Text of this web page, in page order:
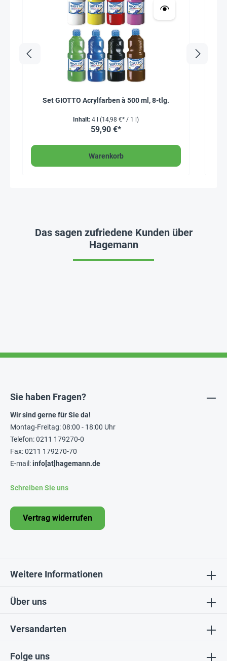
Set GIOTTO Acrylfarben à 500 ml, 8-tlg.
Inhalt: 4 l (14,98 €* / 1 l)
59,90 €*
Warenkorb
Das sagen zufriedene Kunden über
Hagemann
Folge uns
Über uns
Sie haben Fragen?
Wir sind gerne für Sie da!
Montag-Freitag: 08:00 - 18:00 Uhr
Telefon: 0211 179270-0
Fax: 0211 179270-70
E-mail:info[at]hagemann.de
Schreiben Sie uns
Vertrag widerrufen
Weitere Informationen
Versandarten